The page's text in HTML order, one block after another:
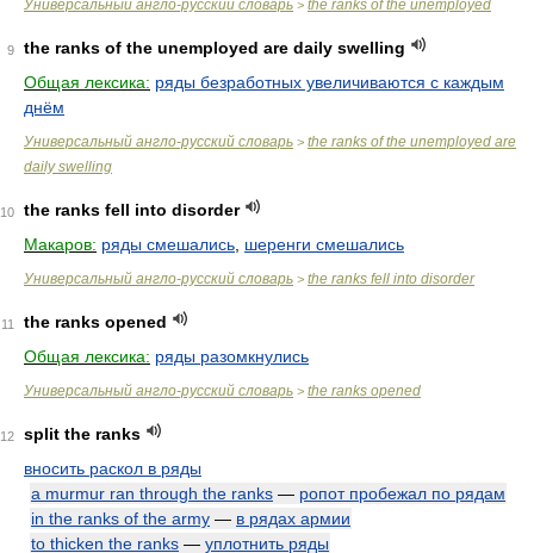
Универсальный англо-русский словарь > the ranks of the unemployed
9
the ranks of the unemployed are daily swelling
Общая лексика: ряды безработных увеличиваются с каждым
днём
Универсальный англо-русский словарь > the ranks of the unemployed are
daily swelling
10
the ranks fell into disorder
Макаров: ряды смешались шеренги смешались
Универсальный англо-русский словарь > the ranks fell into disorder
11
the ranks opened
Общая лексика: ряды разомкнулись
Универсальный англо-русский словарь > the ranks opened
12
split the ranks
вносить раскол в ряды
a murmur ran through the ranks — ропот пробежал по рядам
in the ranks of the army — в рядах армии
to thicken the ranks — уплотнить ряды